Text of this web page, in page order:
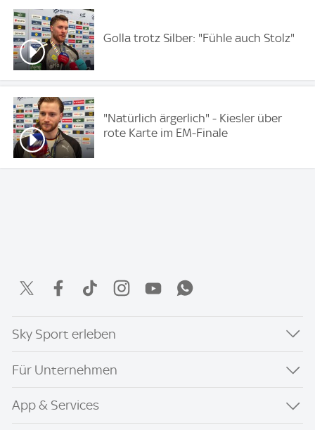
Golla trotz Silber: "Fühle auch Stolz"
"Natürlich ärgerlich" - Kiesler über
rote Karte im EM-Finale
Sky Sport erleben
Für Unternehmen
App & Services